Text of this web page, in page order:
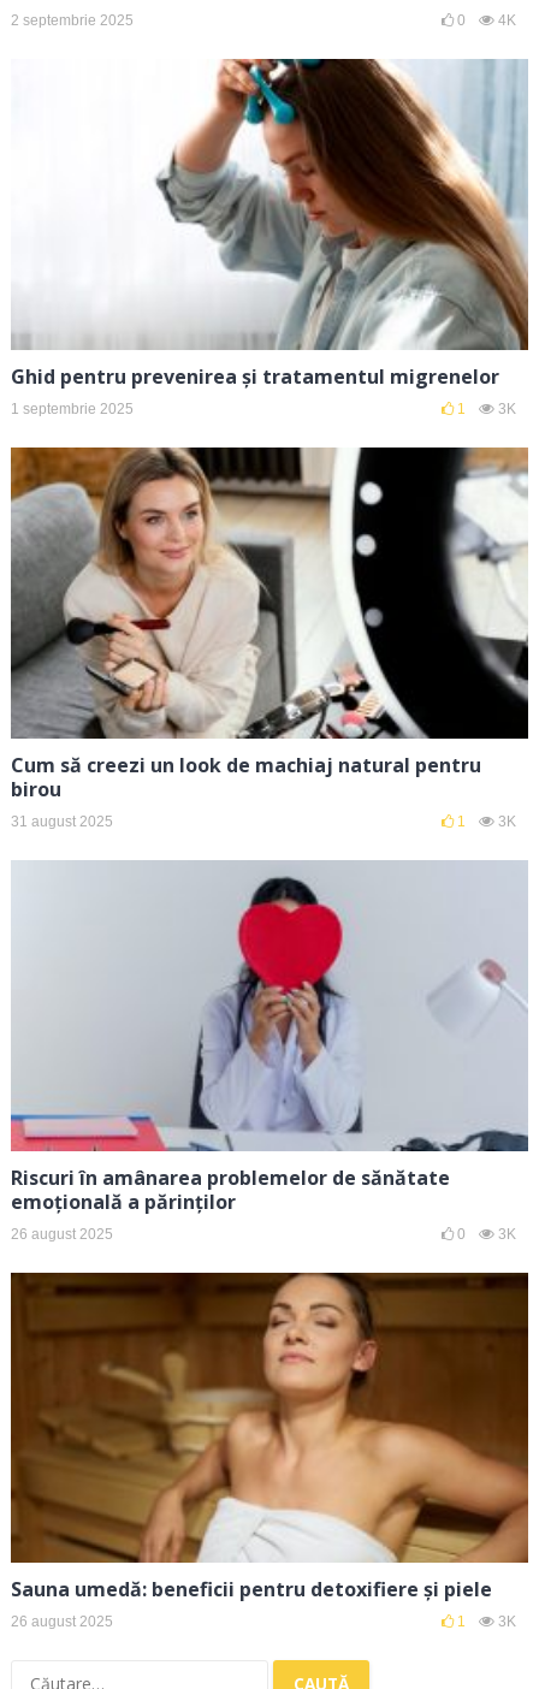
2 septembrie 2025 0 4K
Ghid pentru prevenirea și tratamentul migrenelor
1 septembrie 2025 1 3K
Cum să creezi un look de machiaj natural pentru
birou
31 august 2025 1 3K
Riscuri în amânarea problemelor de sănătate
emoțională a părinților
26 august 2025 0 3K
Sauna umedă: beneficii pentru detoxifiere și piele
26 august 2025 1 3K
Caută